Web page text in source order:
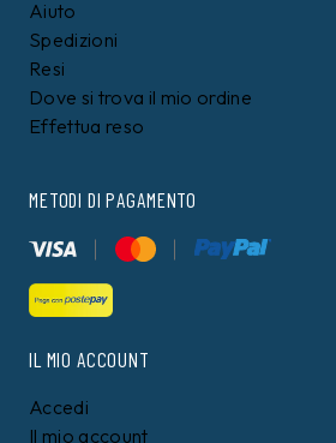
Aiuto
Spedizioni
Resi
Dove si trova il mio ordine
Effettua reso
METODI DI PAGAMENTO
IL MIO ACCOUNT
Accedi
Il mio account